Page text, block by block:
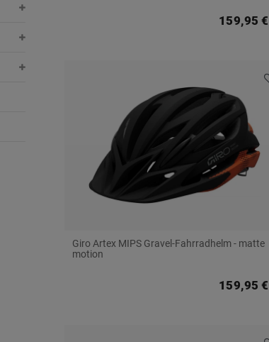
159,95 €
Giro Artex MIPS Gravel-Fahrradhelm - matte
motion
159,95 €